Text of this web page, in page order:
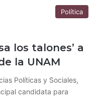
Política
los talones’ a
la UNAM
Políticas y Sociales,
candidata para